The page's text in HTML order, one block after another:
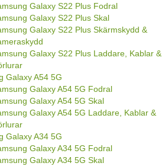
Galaxy S22 Plus Fodral
Galaxy S22 Plus Skal
Galaxy S22 Plus Skärmskydd &
Galaxy S22 Plus Laddare, Kablar &
Galaxy A54 5G
Galaxy A54 5G Fodral
Galaxy A54 5G Skal
Galaxy A54 5G Laddare, Kablar &
Galaxy A34 5G
Galaxy A34 5G Fodral
Galaxy A34 5G Skal